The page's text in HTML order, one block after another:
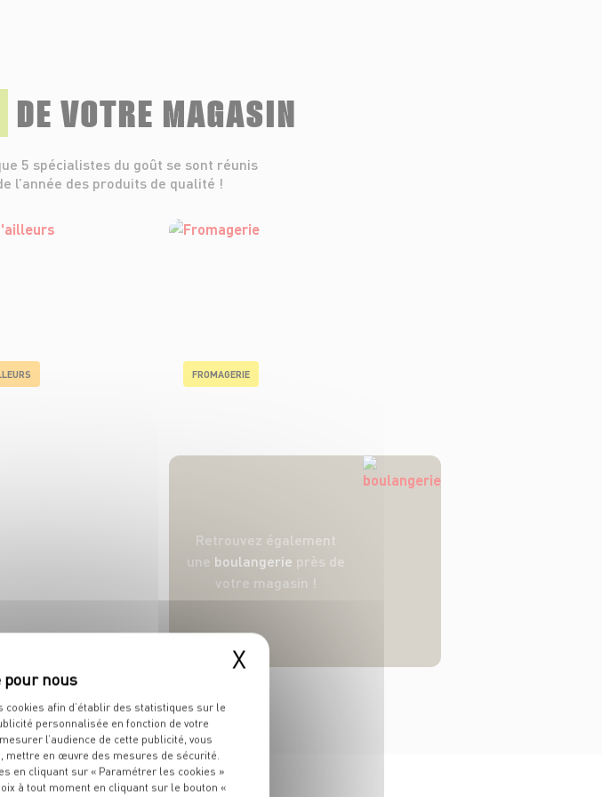
DE VOTRE MAGASIN
5 spécialistes du goût se sont réunis
l’année des produits de qualité !
FROMAGERIE
Retrouvez également
une boulangerie près de
votre magasin !
X
cookies afin d’établir des statistiques sur le
personnalisée en fonction de votre
l’audience de cette publicité, vous
mettre en œuvre des mesures de sécurité.
en cliquant sur « Paramétrer les cookies »
à tout moment en cliquant sur le bouton «